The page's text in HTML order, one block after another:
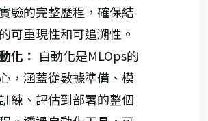
驗的完整歷程，確保結
可重現性和可追溯性。
化： 自動化是MLOps的
，涵蓋從數據準備、模
練、評估到部署的整個